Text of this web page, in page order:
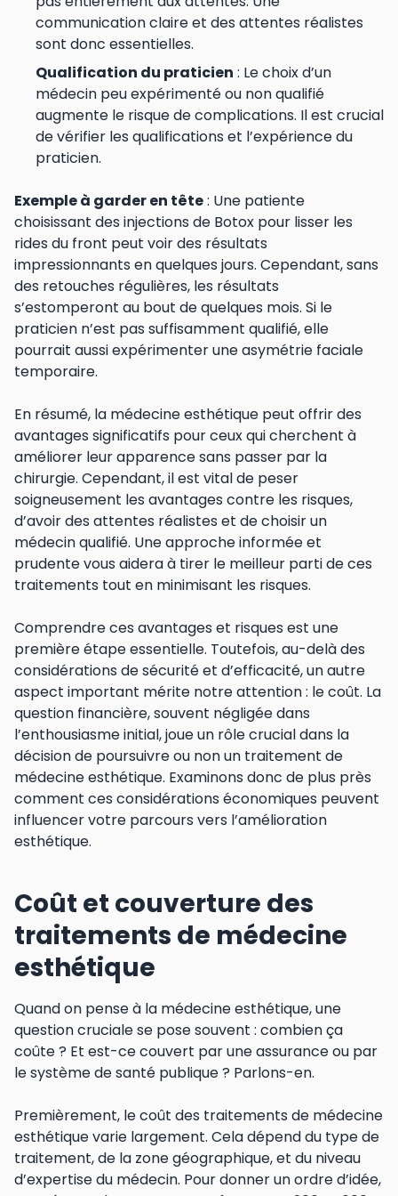
communication claire et des attentes réalistes
sont donc essentielles.
Qualification du praticien : Le choix d’un
médecin peu expérimenté ou non qualifié
augmente le risque de complications. Il est crucial
de vérifier les qualifications et l’expérience du
praticien.
Exemple à garder en tête: Une patiente
choisissant des injections de Botox pour lisser les
rides du front peut voir des résultats
impressionnants en quelques jours. Cependant, sans
des retouches régulières, les résultats
s’estomperont au bout de quelques mois. Si le
praticien n’est pas suffisamment qualifié, elle
pourrait aussi expérimenter une asymétrie faciale
temporaire.
En résumé, la médecine esthétique peut offrir des
avantages significatifs pour ceux qui cherchent à
améliorer leur apparence sans passer par la
chirurgie. Cependant, il est vital de peser
soigneusement les avantages contre les risques,
d’avoir des attentes réalistes et de choisir un
médecin qualifié. Une approche informée et
prudente vous aidera à tirer le meilleur parti de ces
traitements tout en minimisant les risques.
Comprendre ces avantages et risques est une
première étape essentielle. Toutefois, au-delà des
considérations de sécurité et d’efficacité, un autre
aspect important mérite notre attention : le coût. La
question financière, souvent négligée dans
l’enthousiasme initial, joue un rôle crucial dans la
décision de poursuivre ou non un traitement de
médecine esthétique. Examinons donc de plus près
comment ces considérations économiques peuvent
influencer votre parcours vers l’amélioration
esthétique.
Coût et couverture des
traitements de médecine
esthétique
Quand on pense à la médecine esthétique, une
question cruciale se pose souvent : combien ça
coûte ? Et est-ce couvert par une assurance ou par
le système de santé publique ? Parlons-en.
Premièrement, le coût des traitements de médecine
esthétique varie largement. Cela dépend du type de
traitement, de la zone géographique, et du niveau
d’expertise du médecin. Pour donner un ordre d’idée,